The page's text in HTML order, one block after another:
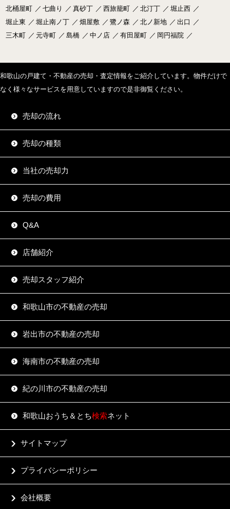
北桶屋町 ／ 七曲り ／ 真砂丁 ／ 西旅籠町 ／ 北汀丁 ／ 堀止西 ／
堀止東 ／ 堀止南ノ丁 ／ 畑屋敷 ／ 鷺ノ森 ／ 北ノ新地 ／ 出口 ／
三木町 ／ 元寺町 ／ 島橋 ／ 中ノ店 ／ 有田屋町 ／ 岡円福院 ／
和歌山の戸建て・不動産の売却・査定情報をご紹介しています。物件だけで
なく様々なサービスを用意していますので是非御覧ください。
売却の流れ
売却の種類
当社の売却力
売却の費用
Q&A
店舗紹介
売却スタッフ紹介
和歌山市の不動産の売却
岩出市の不動産の売却
海南市の不動産の売却
紀の川市の不動産の売却
和歌山おうち＆とち検索ネット
サイトマップ
プライバシーポリシー
会社概要